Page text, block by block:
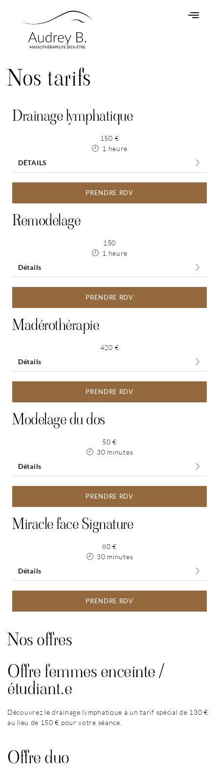
Nos tarifs
Drainage lymphatique
150 €
1 heure
DÉTAILS
PRENDRE RDV
Remodelage
150
1 heure
Détails
PRENDRE RDV
Madérothérapie
420 €
Détails
PRENDRE RDV
Modelage du dos
50 €
30 minutes
Détails
PRENDRE RDV
Miracle face Signature
80 €
30 minutes
Détails
PRENDRE RDV
Nos offres
Offre femmes enceinte /
étudiant.e
Découvrez le drainage lymphatique à un tarif spécial de 130 €
au lieu de 150 € pour votre séance.
Offre duo